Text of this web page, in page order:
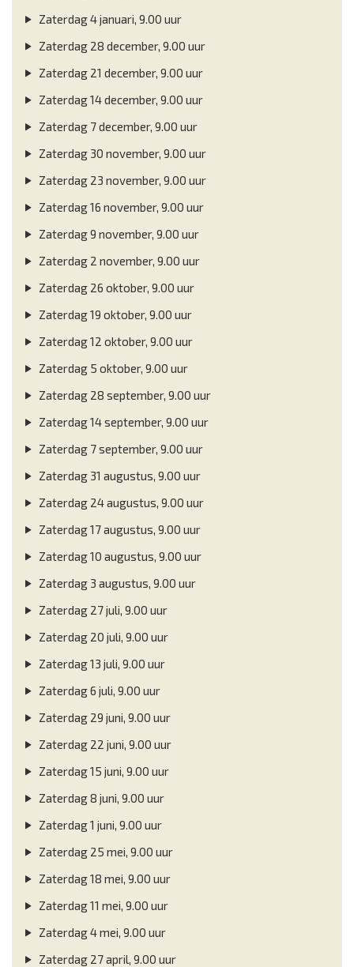
Zaterdag 4 januari, 9.00 uur
Zaterdag 28 december, 9.00 uur
Zaterdag 21 december, 9.00 uur
Zaterdag 14 december, 9.00 uur
Zaterdag 7 december, 9.00 uur
Zaterdag 30 november, 9.00 uur
Zaterdag 23 november, 9.00 uur
Zaterdag 16 november, 9.00 uur
Zaterdag 9 november, 9.00 uur
Zaterdag 2 november, 9.00 uur
Zaterdag 26 oktober, 9.00 uur
Zaterdag 19 oktober, 9.00 uur
Zaterdag 12 oktober, 9.00 uur
Zaterdag 5 oktober, 9.00 uur
Zaterdag 28 september, 9.00 uur
Zaterdag 14 september, 9.00 uur
Zaterdag 7 september, 9.00 uur
Zaterdag 31 augustus, 9.00 uur
Zaterdag 24 augustus, 9.00 uur
Zaterdag 17 augustus, 9.00 uur
Zaterdag 10 augustus, 9.00 uur
Zaterdag 3 augustus, 9.00 uur
Zaterdag 27 juli, 9.00 uur
Zaterdag 20 juli, 9.00 uur
Zaterdag 13 juli, 9.00 uur
Zaterdag 6 juli, 9.00 uur
Zaterdag 29 juni, 9.00 uur
Zaterdag 22 juni, 9.00 uur
Zaterdag 15 juni, 9.00 uur
Zaterdag 8 juni, 9.00 uur
Zaterdag 1 juni, 9.00 uur
Zaterdag 25 mei, 9.00 uur
Zaterdag 18 mei, 9.00 uur
Zaterdag 11 mei, 9.00 uur
Zaterdag 4 mei, 9.00 uur
Zaterdag 27 april, 9.00 uur